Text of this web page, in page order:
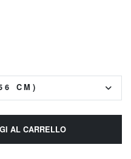
CM)
AL CARRELLO